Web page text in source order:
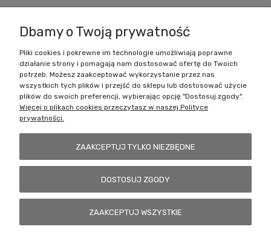
Zakupy
Pomoc
Dbamy o Twoją prywatność
Pliki cookies i pokrewne im technologie umożliwiają poprawne
działanie strony i pomagają nam dostosować ofertę do Twoich
potrzeb. Możesz zaakceptować wykorzystanie przez nas
wszystkich tych plików i przejść do sklepu lub dostosować użycie
plików do swoich preferencji, wybierając opcję "Dostosuj zgody".
Więcej o plikach cookies przeczytasz w naszej Polityce
prywatności.
ZAAKCEPTUJ TYLKO NIEZBĘDNE
DOSTOSUJ ZGODY
ZAAKCEPTUJ WSZYSTKIE